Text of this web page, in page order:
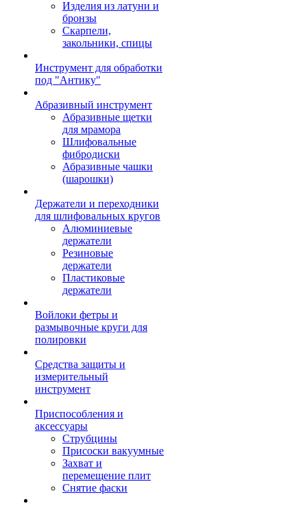
Изделия из латуни и
бронзы
Скарпели,
закольники, спицы
Инструмент для обработки
под "Антику"
Абразивный инструмент
Абразивные щетки
для мрамора
Шлифовальные
фибродиски
Абразивные чашки
(шарошки)
Держатели и переходники
для шлифовальных кругов
Алюминиевые
держатели
Резиновые
держатели
Пластиковые
держатели
Войлоки фетры и
размывочные круги для
полировки
Средства защиты и
измерительный
инструмент
Приспособления и
аксессуары
Струбцины
Присоски вакуумные
Захват и
перемещение плит
Снятие фаски